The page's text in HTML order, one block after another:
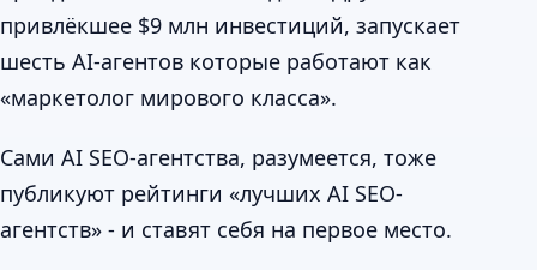
привлёкшее $9 млн инвестиций, запускает
шесть AI-агентов которые работают как
«маркетолог мирового класса».
Сами AI SEO-агентства, разумеется, тоже
публикуют рейтинги «лучших AI SEO-
агентств» - и ставят себя на первое место.